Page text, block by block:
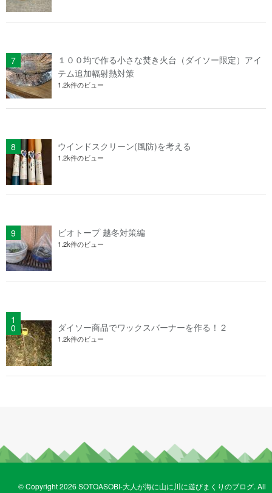
１００均で作る小さな焚き火台（ダイソー限定）アイ
テム追加輻射熱対策
1.2k件のビュー
ウインドスクリーン(風防)を考える
1.2k件のビュー
ビオトープ 越冬対策編
1.2k件のビュー
ダイソー商品でワックスバーナーを作る！２
1.2k件のビュー
© Copyright 2026 SOTOASOBI-大人が海に山に川に遊びまくりのブログ. All